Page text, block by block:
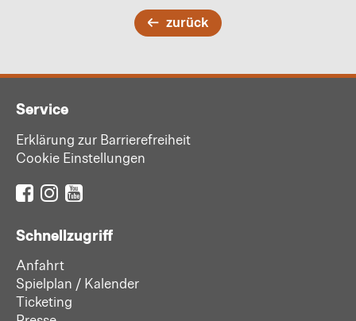
zurück
Service
Erklärung zur Barrierefreiheit
Cookie Einstellungen
Schnellzugriff
Anfahrt
Spielplan / Kalender
Ticketing